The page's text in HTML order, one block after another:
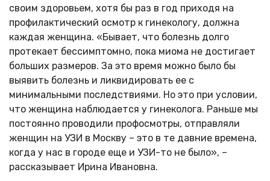
своим здоровьем, хотя бы раз в год приходя на
профилактический осмотр к гинекологу, должна
каждая женщина. «Бывает, что болезнь долго
протекает бессимптомно, пока миома не достигает
больших размеров. За это время можно было бы
выявить болезнь и ликвидировать ее с
минимальными последствиями. Но это при условии,
что женщина наблюдается у гинеколога. Раньше мы
постоянно проводили профосмотры, отправляли
женщин на УЗИ в Москву – это в те давние времена,
когда у нас в городе еще и УЗИ-то не было», –
рассказывает Ирина Ивановна.